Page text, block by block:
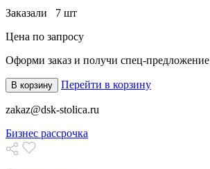
Заказали 7 шт
Цена по запросу
Оформи заказ и получи спец-предложение
В корзину Перейти в корзину
zakaz@dsk-stolica.ru
Бизнес рассрочка